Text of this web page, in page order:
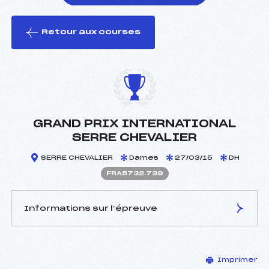
le ski
Retour aux courses
GRAND PRIX INTERNATIONAL
SERRE CHEVALIER
SERRE CHEVALIER Dames 27/03/15 DH
FRA5732.739
Informations sur l’épreuve
DRUETTI VALTER (ITA)
Imprimer